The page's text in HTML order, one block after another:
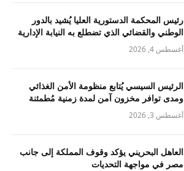
رئيس المحكمة الدستورية العليا يُشيد بالدور
الوطني والقضائي الذي تضطلع به النيابة الإدارية
أغسطس 4, 2026
الرئيس السيسي يُتابع منظومة الأمن الغذائي
ومدى توافر مخزون آمن لمدة زمنية مُطمئنة
أغسطس 3, 2026
العاهل البحريني يؤكد وقوف المملكة إلى جانب
مصر في مواجهة التحديات